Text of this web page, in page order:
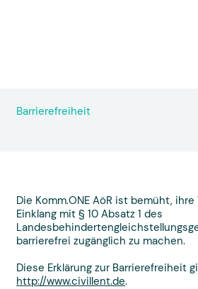
Barrierefreiheit
Die Komm.ONE AöR ist bemüht,
Einklang mit § 10 Absatz 1 des
barrierefrei zugänglich zu machen.
Diese Erklärung zur Barrierefreiheit
http://www.civillent.de.